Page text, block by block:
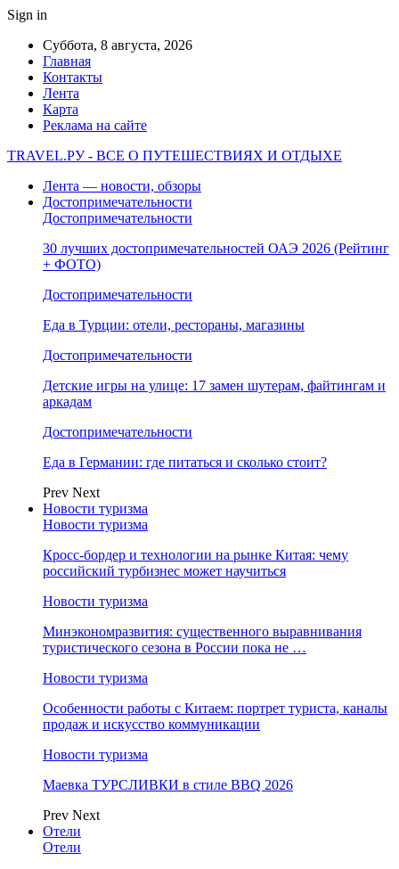
Sign in
Суббота, 8 августа, 2026
Главная
Контакты
Лента
Карта
Реклама на сайте
TRAVEL.РУ - ВСЕ О ПУТЕШЕСТВИЯХ И ОТДЫХЕ
Лента — новости, обзоры
Достопримечательности
Достопримечательности
30 лучших достопримечательностей ОАЭ 2026 (Рейтинг
+ ФОТО)
Достопримечательности
Еда в Турции: отели, рестораны, магазины
Достопримечательности
Детские игры на улице: 17 замен шутерам, файтингам и
аркадам
Достопримечательности
Еда в Германии: где питаться и сколько стоит?
Prev Next
Новости туризма
Новости туризма
Кросс-бордер и технологии на рынке Китая: чему
российский турбизнес может научиться
Новости туризма
Минэкономразвития: существенного выравнивания
туристического сезона в России пока не …
Новости туризма
Особенности работы с Китаем: портрет туриста, каналы
продаж и искусство коммуникации
Новости туризма
Маевка ТУРСЛИВКИ в стиле BBQ 2026
Prev Next
Отели
Отели